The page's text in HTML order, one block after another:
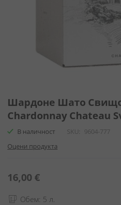
към
началото
на
галерия
снимки
Шардоне Шато
Chardonnay Chateau
В наличност SKU
9604-777
Оцени продукта
16,00 €
Обем: 5 л.